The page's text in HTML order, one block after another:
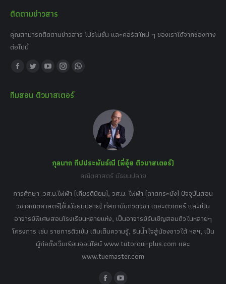
ติดตามข่าวสาร
คุณสามารถติดตามข่าวสาร โปรโมชั่น และคอร์สใหม่ ๆ ของเราได้จากช่องทาง
ต่อไปนี้
Find us on:
Facebook
opens
Twitter
opens
YouTube
opens
Instagram
opens
Whatsapp
window
ทีมสอน ติวมาสเตอร์
กุลนาถ ทีปประพันธ์ณี (พี่อุ๋ย ติวมาสเตอร์)
คณิตศาสตร์ มัธยมปลาย
การศึกษา :วศ.บ.ไฟฟ้า (เกียรตินิยม), วศ.ม. ไฟฟ้า (ลาดกระบัง) ปัจจุบันสอน
วิชาคณิตศาสตร์(ชั้นมัธยมปลาย) ที่สถาบันกวดวิชา เดอะติวเตอร์ และเป็น
อาจารย์พิเศษสอนโรงเรียนหลายแห่ง, เป็นอาจารย์รับเชิญสอนติวในหลายๆ
โครงการ เช่น รายการติวเข้ม เติมเต็มความรู้, รินน้ำใจสู่น้องชาวใต้ ฯลฯ, เป็น
ผู้ก่อตั้งเว็บเรียนออนไลน์ www.tutoroui-plus.com และ
www.tuemaster.com